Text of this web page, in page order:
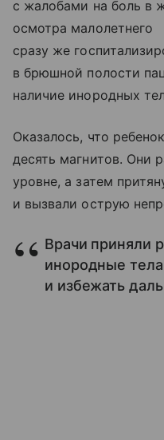
с жалобами на боль в
осмотра малолетнего
сразу же
в брюшной полости
наличие инородных
Оказалось, что
десять магнитов. Они
уровне, а затем
и вызвали острую
Врачи приняли
инородные
и избежать